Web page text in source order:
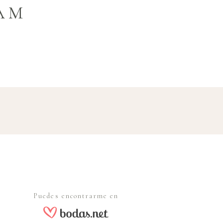
Puedes encontrarme en